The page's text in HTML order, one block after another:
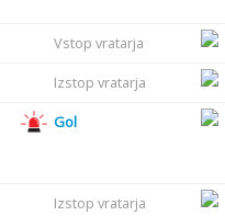
Vstop vratarja
Izstop vratarja
Gol
Izstop vratarja